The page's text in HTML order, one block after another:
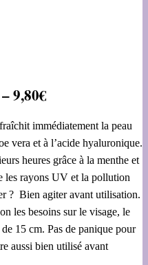
9,80€
immédiatement la peau
vera et à l’acide hyaluronique.
heures grâce à la menthe et
les rayons UV et la pollution
? Bien agiter avant utilisation.
les besoins sur le visage, le
15 cm. Pas de panique pour
aussi bien utilisé avant